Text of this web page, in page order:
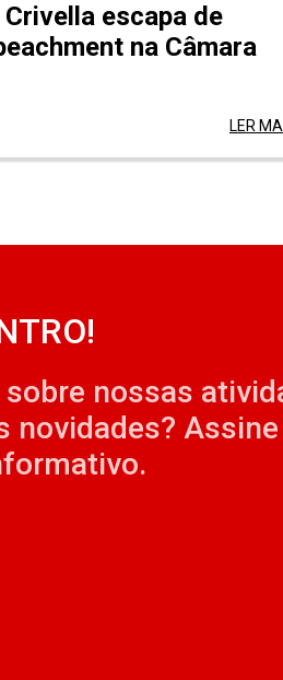
escapa de
na Câmara
LER
nossas
novidades? Assine